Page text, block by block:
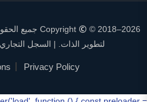
Copyright
© 2018–2026
لتطوير الذات. | السجل التجاري:
Privacy Policy